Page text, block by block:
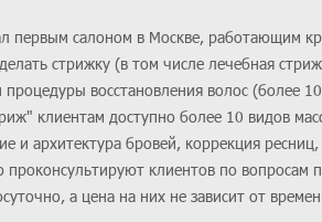
первым салоном в Москве, работающим
стрижку (в том числе лечебная
восстановления волос (более
клиентам доступно более 10 видов
и архитектура бровей, коррекция
проконсультируют клиентов по вопросам
а цена на них не зависит от